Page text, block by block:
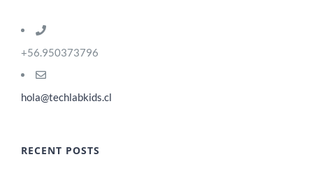
+56.950373796
hola@techlabkids.cl
RECENT POSTS